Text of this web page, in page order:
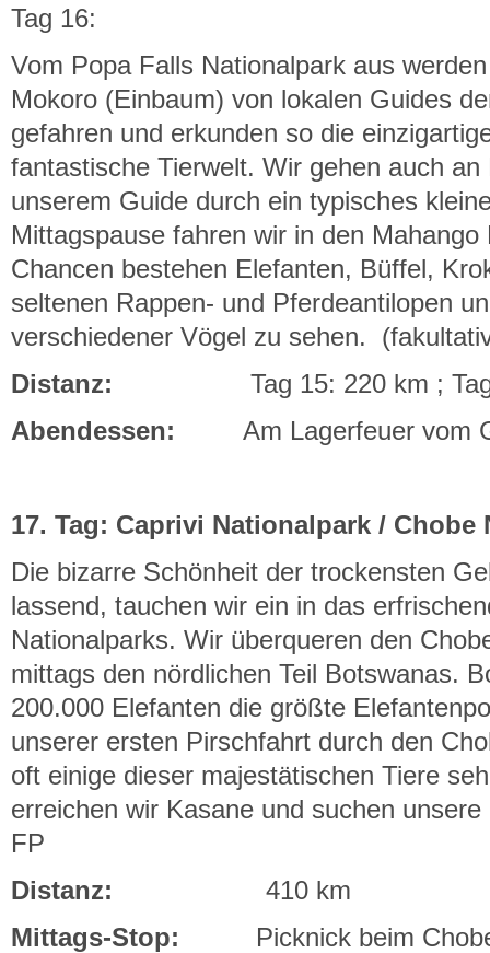
Tag 16:
Vom Popa Falls Nationalpark aus
Mokoro (Einbaum) von lokalen Guides
gefahren und erkunden so die
fantastische Tierwelt. Wir gehen auch
unserem Guide durch ein typisches
Mittagspause fahren wir in den
Chancen bestehen Elefanten, Büffel,
seltenen Rappen- und Pferdeantilopen
verschiedener Vögel zu sehen.
Distanz: Tag 15: 220 km ; Tag
Abendessen: Am Lagerfeuer vom
17. Tag: Caprivi Nationalpark /
Die bizarre Schönheit der trockensten
lassend, tauchen wir ein in das
Nationalparks. Wir überqueren den
mittags den nördlichen Teil Botswanas.
200.000 Elefanten die größte
unserer ersten Pirschfahrt durch den
oft einige dieser majestätischen Tiere
erreichen wir Kasane und suchen
FP
Distanz:
410 km
Mittags-Stop: Picknick beim Chobe